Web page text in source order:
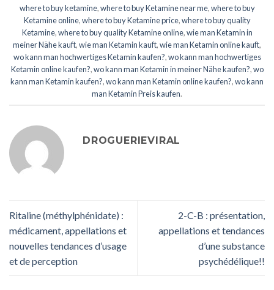
where to buy ketamine,where to buy Ketamine near me,where to buy
Ketamine online,where to buy Ketamine price,where to buy quality
Ketamine,where to buy quality Ketamine online,wie man Ketamin in
meiner Nähe kauft,wie man Ketamin kauft,wie man Ketamin online kauft,
wo kann man hochwertiges Ketamin kaufen?,wo kann man hochwertiges
Ketamin online kaufen?,wo kann man Ketamin in meiner Nähe kaufen?,wo
kann man Ketamin kaufen?,wo kann man Ketamin online kaufen?,wo kann
man Ketamin Preis kaufen.
DROGUERIEVIRAL
Ritaline (méthylphénidate) :
médicament, appellations et
nouvelles tendances d’usage
et de perception
2-C-B : présentation,
appellations et tendances
d’une substance
psychédélique!!